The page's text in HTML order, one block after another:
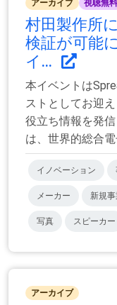
アーカイブ 視聴無料
村田製作所
検証が可能
イ...
本イベントは
ストとしてお迎
役立ち情報を発
は、世界的総合
イノベーション
メーカー 新規
写真 スピーカー
アーカイブ